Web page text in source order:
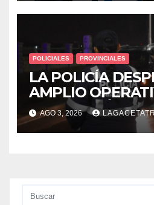
POLICIALES PROVINCIALES
LA POLICÍA
AMPLIO
PREVENCIÓN Y
EN TODA LA
AGO 3, 2026